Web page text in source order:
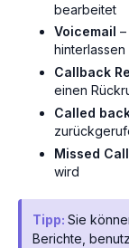
bearbeitet
Voicemail
hinterlassen
Callback
einen
Called
Missed Call
wird
Tipp: Sie
Berichte,